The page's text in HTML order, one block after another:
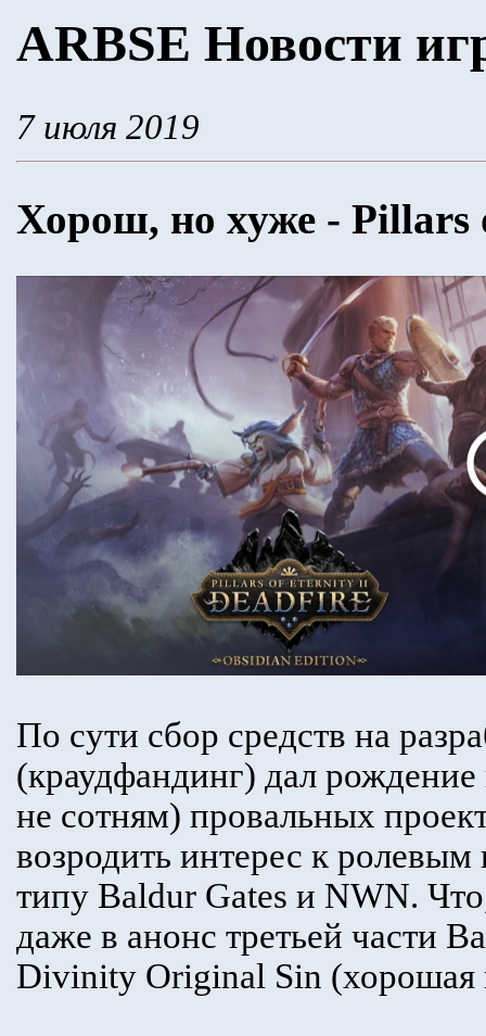
ARBSE Новости
7 июля 2019
Хорош, но хуже - Pillars
По сути сбор средств на
(краудфандинг) дал рождение
не сотням) провальных
возродить интерес к
типу Baldur Gates и NWN.
даже в анонс третьей части
Divinity Original Sin (хорошая